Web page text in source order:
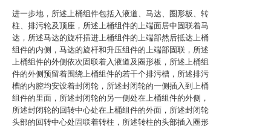
进一步地，所述上桶组件包括入液道、马达、圈形板、转
柱、排污轮及顶座，所述上桶组件的上端面居中固联着马
达，所述马达的旋杆插进上桶组件的上端部然后抵达上桶
组件的内侧，马达的旋杆和升压组件的上端部固联，所述
上桶组件的外侧依次固联着入液道及圈形板，所述上桶组
件的外侧预留着围绕上桶组件的若干个排污槽，所述排污
槽的内腔均安设着封闭轮，所述封闭轮的一侧插入到上桶
组件的里面，所述封闭轮的另一侧处在上桶组件的外侧，
所述封闭轮的回转中心处在上桶组件的外面，所述封闭轮
头部的回转中心处固联着转柱，所述转柱的头部插入圈形